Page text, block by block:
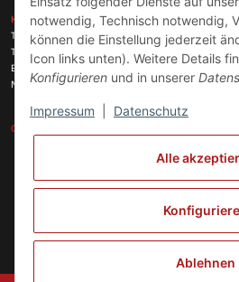
KONTAKT
Telefon:+49 (0)6074 816 08 0
Telefax:
+49 (0)6074 215 08 60
E-Mail:
info@meinhausgeraetedoc.de
Max Planck Str. 6 c, 63322 Rödermark
GESETZLICHE INFORMATIONEN
Vertrag
notwendig, Technisch notwendig,
können die Einstellung jederzeit
Icon links unten). Weitere Details
Konfigurieren und in unserer
Impressum Datenschutz
Alle
Ablehnen